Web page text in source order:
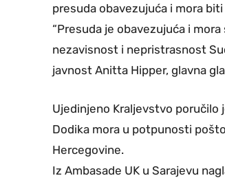
presuda obavezujuća i mora
“Presuda je obavezujuća i
nezavisnost i nepristrasnost
javnost Anitta Hipper, glavna
Ujedinjeno Kraljevstvo poručilo
Dodika mora u potpunosti
Hercegovine.
Iz Ambasade UK u Sarajevu